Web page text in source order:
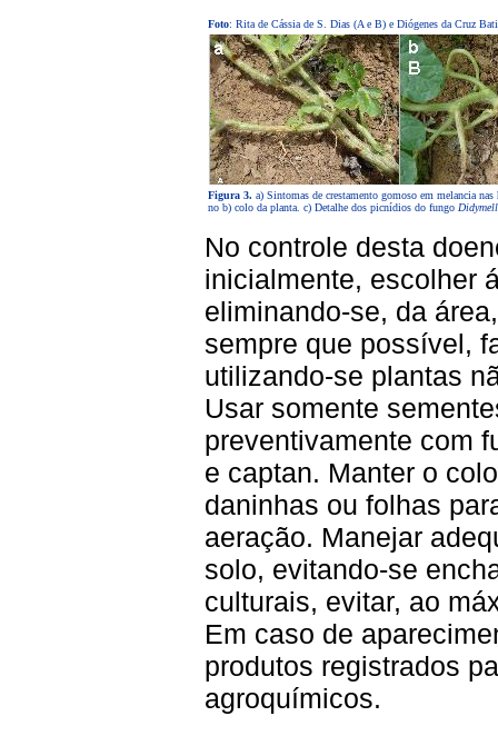
Foto: Rita de Cássia de S. Dias (A e B) e Diógenes da Cruz
Figura 3. a) Sintomas de crestamento gomoso em melancia nas
no b) colo da planta. c) Detalhe dos picnídios do fungo
No controle desta
inicialmente, escolher
eliminando-se, da
sempre que possível,
utilizando-se plantas
Usar somente
preventivamente com
e captan. Manter o
daninhas ou folhas
aeração. Manejar
solo, evitando-se
culturais, evitar, ao
Em caso de
produtos registrados
agroquímicos.